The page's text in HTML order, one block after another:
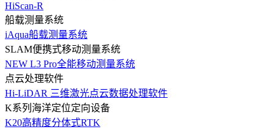
HiScan-R
船载测量系统
iAqua船载测量系统
SLAM便携式移动测量系统
NEW L3 Pro全能移动测量系统
点云处理软件
Hi-LiDAR 三维激光点云数据处理软件
K系列海洋定位定向设备
K20高精度分体式RTK